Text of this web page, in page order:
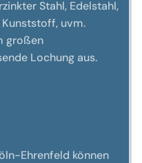
Stahl, Edelstahl,
uvm.
großen
Lochung aus.
Ehrenfeld können